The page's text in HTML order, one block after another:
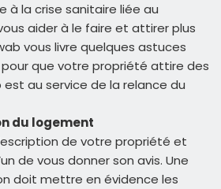
à la crise sanitaire liée au
aider à le faire et attirer plus
vous livre quelques astuces
que votre propriété attire des
au service de la relance du
du logement
de votre propriété et
de vous donner son avis. Une
doit mettre en évidence les